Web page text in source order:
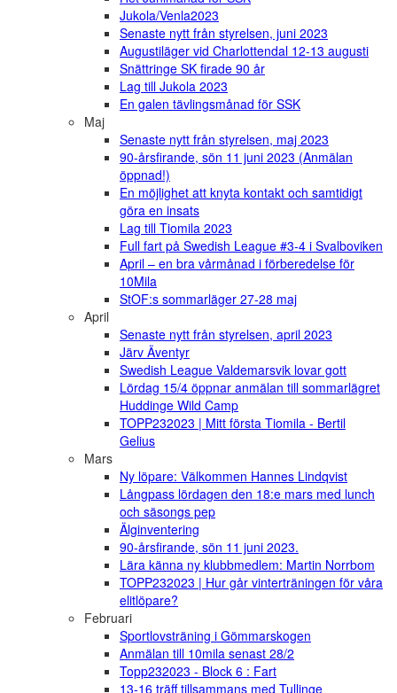
Jukola/Venla2023
Senaste nytt från styrelsen, juni 2023
Augustiläger vid Charlottendal 12-13 augusti
Snättringe SK firade 90 år
Lag till Jukola 2023
En galen tävlingsmånad för SSK
Maj
Senaste nytt från styrelsen, maj 2023
90-årsfirande, sön 11 juni 2023 (Anmälan
öppnad!)
En möjlighet att knyta kontakt och samtidigt
göra en insats
Lag till Tiomila 2023
Full fart på Swedish League #3-4 i Svalboviken
April – en bra vårmånad i förberedelse för
10Mila
StOF:s sommarläger 27-28 maj
April
Senaste nytt från styrelsen, april 2023
Järv Äventyr
Swedish League Valdemarsvik lovar gott
Lördag 15/4 öppnar anmälan till sommarlägret
Huddinge Wild Camp
TOPP232023 | Mitt första Tiomila - Bertil
Gelius
Mars
Ny löpare: Välkommen Hannes Lindqvist
Långpass lördagen den 18:e mars med lunch
och säsongs pep
Älginventering
90-årsfirande, sön 11 juni 2023.
Lära känna ny klubbmedlem: Martin Norrbom
TOPP232023 | Hur går vinterträningen för våra
elitlöpare?
Februari
Sportlovsträning i Gömmarskogen
Anmälan till 10mila senast 28/2
Topp232023 - Block 6 : Fart
13-16 träff tillsammans med Tullinge